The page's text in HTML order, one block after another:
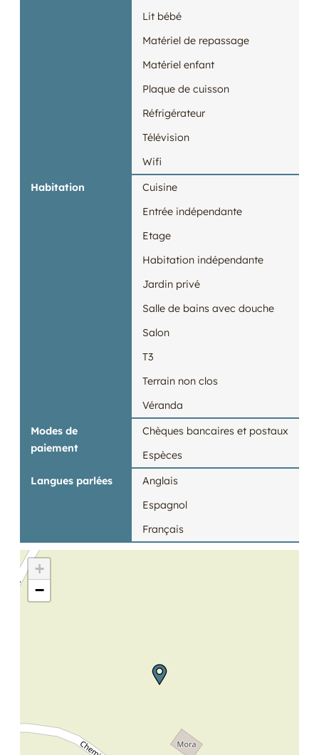
Lit bébé
Matériel de repassage
Matériel enfant
Plaque de cuisson
Réfrigérateur
Télévision
Wifi
Habitation
Cuisine
Entrée indépendante
Etage
Habitation indépendante
Jardin privé
Salle de bains avec douche
Salon
T3
Terrain non clos
Véranda
Modes de
paiement
Chèques bancaires et postaux
Espèces
Langues parlées
Anglais
Espagnol
Français
+
−